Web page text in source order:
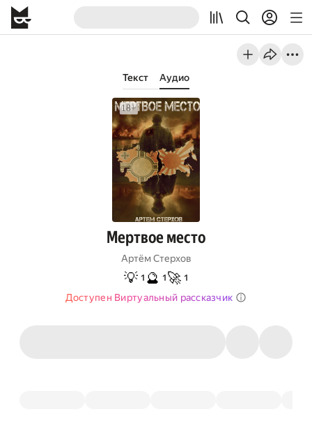
Текст Аудио
Мертвое место
Артём Стерхов
💡 1 🔮 1 🚀 1
Доступен Виртуальный рассказчик